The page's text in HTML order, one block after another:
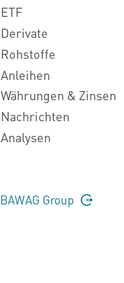
ETF
Derivate
Rohstoffe
Anleihen
Währungen & Zinsen
Nachrichten
Analysen
BAWAG Group